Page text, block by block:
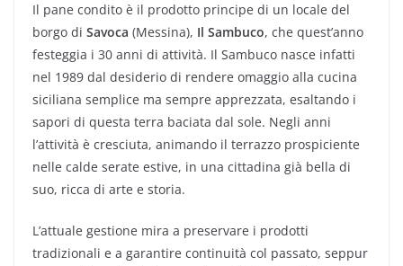
Il pane condito è il prodotto principe di un locale del
borgo di Savoca (Messina), Il Sambuco, che quest’anno
festeggia i 30 anni di attività. Il Sambuco nasce infatti
nel 1989 dal desiderio di rendere omaggio alla cucina
siciliana semplice ma sempre apprezzata, esaltando i
sapori di questa terra baciata dal sole. Negli anni
l’attività è cresciuta, animando il terrazzo prospiciente
nelle calde serate estive, in una cittadina già bella di
suo, ricca di arte e storia.
L’attuale gestione mira a preservare i prodotti
tradizionali e a garantire continuità col passato, seppur